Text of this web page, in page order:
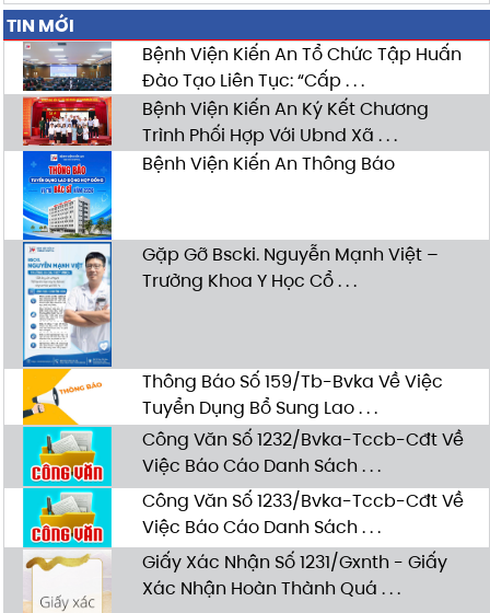
TIN MỚI
Bệnh Viện Kiến An Tổ Chức Tập Huấn
Đào Tạo Liên Tục: “Cấp . . .
Bệnh Viện Kiến An Ký Kết Chương
Trình Phối Hợp Với Ubnd Xã . . .
Bệnh Viện Kiến An Thông Báo
Gặp Gỡ Bscki. Nguyễn Mạnh Việt –
Trưởng Khoa Y Học Cổ . . .
Thông Báo Số 159/Tb-Bvka Về Việc
Tuyển Dụng Bổ Sung Lao . . .
Công Văn Số 1232/Bvka-Tccb-Cđt Về
Việc Báo Cáo Danh Sách . . .
Công Văn Số 1233/Bvka-Tccb-Cđt Về
Việc Báo Cáo Danh Sách . . .
Giấy Xác Nhận Số 1231/Gxnth - Giấy
Xác Nhận Hoàn Thành Quá . . .